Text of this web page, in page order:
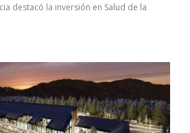
destacó la inversión en Salud de la